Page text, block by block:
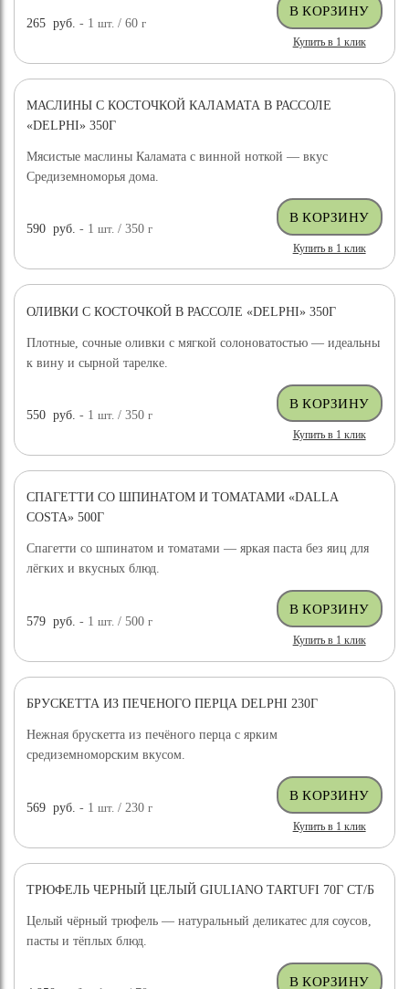
265 руб. - 1шт. / 60г
Купить в 1 клик
МАСЛИНЫ С КОСТОЧКОЙ КАЛАМАТА В РАССОЛЕ
«DELPHI» 350Г
Мясистые маслины Каламата с винной ноткой — вкус
Средиземноморья дома.
590 руб. - 1шт. / 350г
Купить в 1 клик
ОЛИВКИ С КОСТОЧКОЙ В РАССОЛЕ «DELPHI» 350Г
Плотные, сочные оливки с мягкой солоноватостью — идеальны
к вину и сырной тарелке.
550 руб. - 1шт. / 350г
Купить в 1 клик
СПАГЕТТИ СО ШПИНАТОМ И ТОМАТАМИ «DALLA
COSTA» 500Г
Спагетти со шпинатом и томатами — яркая паста без яиц для
лёгких и вкусных блюд.
579 руб. - 1шт. / 500г
Купить в 1 клик
БРУСКЕТТА ИЗ ПЕЧЕНОГО ПЕРЦА DELPHI 230Г
Нежная брускетта из печёного перца с ярким
средиземноморским вкусом.
569 руб. - 1шт. / 230г
Купить в 1 клик
ДОСТАВКА БЕСПЛАТНО
ТРЮФЕЛЬ ЧЕРНЫЙ ЦЕЛЫЙ GIULIANO TARTUFI 70Г СТ/Б
Целый чёрный трюфель — натуральный деликатес для соусов,
пасты и тёплых блюд.